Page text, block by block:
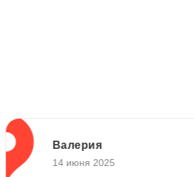
Валерия
14 июня 2025